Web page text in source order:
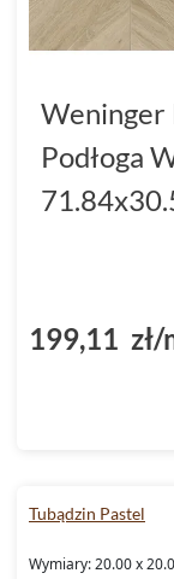
Weninger
Podłoga
199,11 zł/
Tubądzin Pastel
Wymiary: 20.00 x